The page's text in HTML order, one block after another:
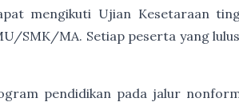
mengikuti Ujian Kesetaraan
SMK/MA. Setiap peserta yang
pendidikan pada jalur